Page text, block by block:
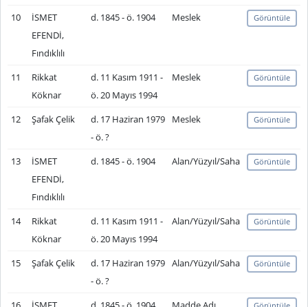
10
İSMET
EFENDİ,
Fındıklılı
d. 1845 - ö. 1904 Meslek Görüntüle
11
Rikkat
Köknar
d. 11 Kasım 1911 -
ö. 20 Mayıs 1994
Meslek Görüntüle
12 Şafak Çelik
d. 17 Haziran 1979
- ö. ?
Meslek Görüntüle
13
İSMET
EFENDİ,
Fındıklılı
d. 1845 - ö. 1904 Alan/Yüzyıl/Saha Görüntüle
14
Rikkat
Köknar
d. 11 Kasım 1911 -
ö. 20 Mayıs 1994
Alan/Yüzyıl/Saha Görüntüle
15 Şafak Çelik
d. 17 Haziran 1979
- ö. ?
Alan/Yüzyıl/Saha Görüntüle